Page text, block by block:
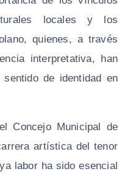
locales y los
quienes, a través
interpretativa, han
de identidad en
Concejo Municipal de
artística del tenor
labor ha sido esencial